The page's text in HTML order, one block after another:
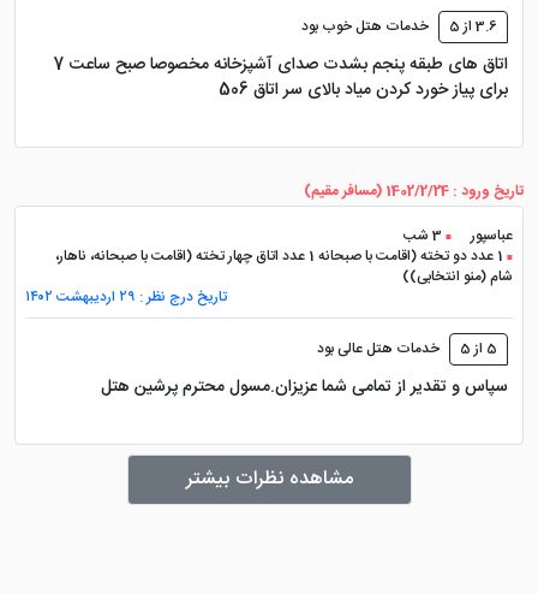
3.6 از 5 خدمات هتل خوب بود
اتاق های طبقه پنجم بشدت صدای آشپزخانه مخصوصا صبح ساعت 7
برای پیاز خورد کردن میاد بالای سر اتاق 506
تاریخ ورود : 1402/2/24 (مسافر مقیم)
عباسپور
3 شب
1 عدد دو تخته (اقامت با صبحانه 1 عدد اتاق چهار تخته (اقامت با صبحانه، ناهار،
شام (منو انتخابی))
تاریخ درج نظر : ۲۹ اردیبهشت ۱۴۰۲
5 از 5 خدمات هتل عالی بود
سپاس و تقدیر از تمامی شما عزیزان.مسول محترم پرشین هتل
مشاهده نظرات بیشتر